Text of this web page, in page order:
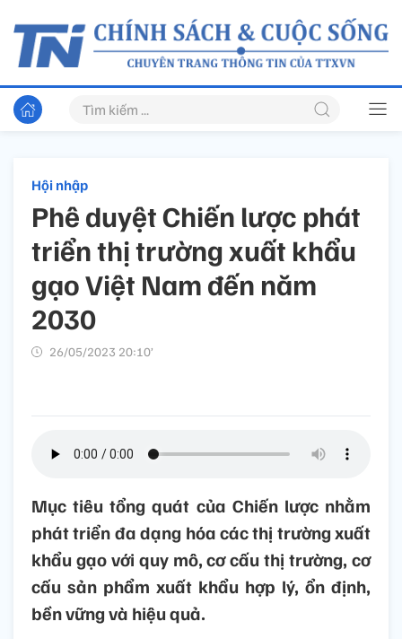
Hội nhập
Phê duyệt Chiến lược phát
triển thị trường xuất khẩu
gạo Việt Nam đến năm
2030
26/05/2023 20:10’
Mục tiêu tổng quát của Chiến lược nhằm
phát triển đa dạng hóa các thị trường xuất
khẩu gạo với quy mô, cơ cấu thị trường, cơ
cấu sản phẩm xuất khẩu hợp lý, ổn định,
bền vững và hiệu quả.